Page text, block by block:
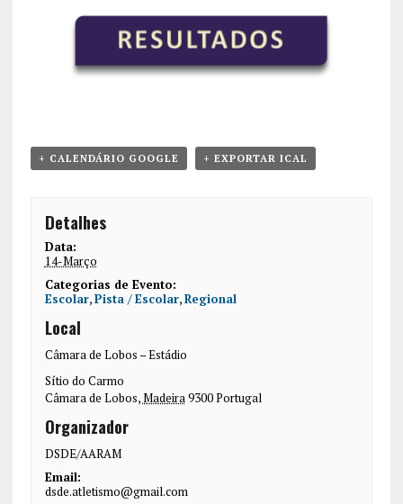
+ CALENDÁRIO GOOGLE + EXPORTAR ICAL
Detalhes
Data:
14-Março
Categorias de Evento:
Escolar,Pista / Escolar,Regional
Local
Câmara de Lobos – Estádio
Sítio do Carmo
Câmara de Lobos,Madeira9300Portugal
Organizador
DSDE/AARAM
Email:
dsde.atletismo@gmail.com